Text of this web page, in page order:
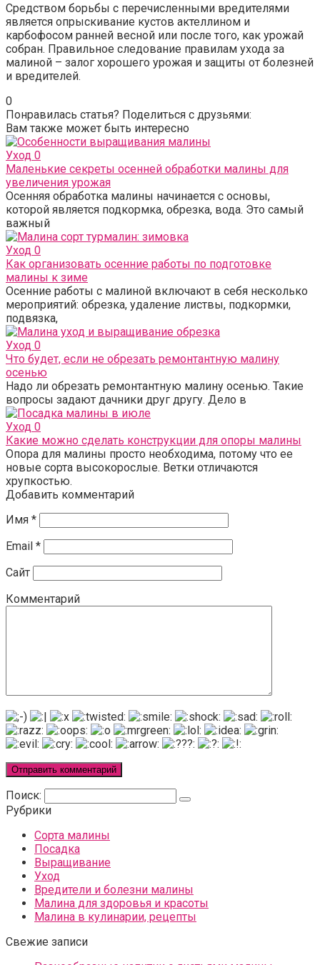
Средством борьбы с перечисленными вредителями
является опрыскивание кустов актеллином и
карбофосом ранней весной или после того, как урожай
собран. Правильное следование правилам ухода за
малиной – залог хорошего урожая и защиты от болезней
и вредителей.
0
Понравилась статья? Поделиться с друзьями:
Вам также может быть интересно
Уход 0
Маленькие секреты осенней обработки малины для
увеличения урожая
Осенняя обработка малины начинается с основы,
которой является подкормка, обрезка, вода. Это самый
важный
Уход 0
Как организовать осенние работы по подготовке
малины к зиме
Осенние работы с малиной включают в себя несколько
мероприятий: обрезка, удаление листвы, подкормки,
подвязка,
Уход 0
Что будет, если не обрезать ремонтантную малину
осенью
Надо ли обрезать ремонтантную малину осенью. Такие
вопросы задают дачники друг другу. Дело в
Уход 0
Какие можно сделать конструкции для опоры малины
Опора для малины просто необходима, потому что ее
новые сорта высокорослые. Ветки отличаются
хрупкостью.
Добавить комментарий
Имя *
Email *
Сайт
Комментарий
Поиск:
Рубрики
Сорта малины
Посадка
Выращивание
Уход
Вредители и болезни малины
Малина для здоровья и красоты
Малина в кулинарии, рецепты
Свежие записи